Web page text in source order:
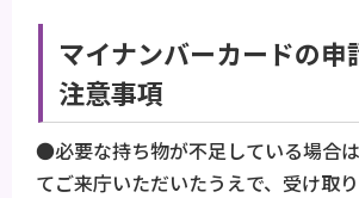
マイナンバーカードの申
注意事項
●必要な持ち物が不足している場合
てご来庁いただいたうえで、受け取